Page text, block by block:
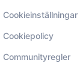
Cookieinställningar
Cookiepolicy
Communityregler